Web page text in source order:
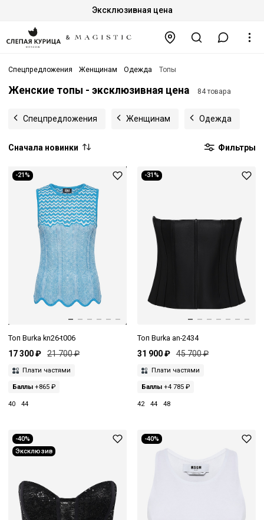
Эксклюзивная цена
Спецпредложения Женщинам Одежда Топы
Женские топы - эксклюзивная цена 84 товара
Спецпредложения Женщинам Одежда
Сначала новинки Фильтры
-21%
Топ Burka kn26-t006
17 300 ₽ 21 700 ₽
Плати частями
Баллы +865 ₽
40 44
-31%
Топ Burka an-2434
31 900 ₽ 45 700 ₽
Плати частями
Баллы+4 785 ₽
42 44 48
-40%
Эксклюзив
-40%